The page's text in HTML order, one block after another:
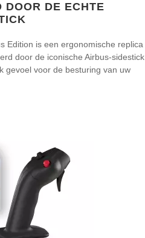
DOOR DE ECHTE
Edition is een ergonomische replica
door de iconische Airbus-sidestick
gevoel voor de besturing van uw